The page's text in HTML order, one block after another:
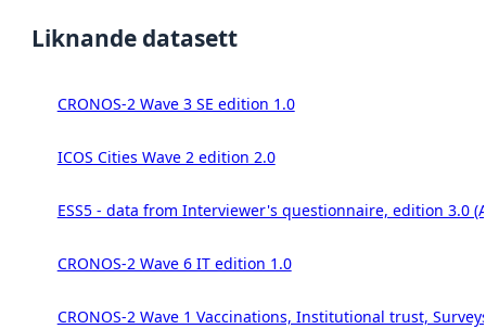
Liknande datasett
CRONOS-2 Wave 3 SE edition 1.0
ICOS Cities Wave 2 edition 2.0
ESS5 - data from Interviewer's questionnaire, edition 3.0
CRONOS-2 Wave 6 IT edition 1.0
CRONOS-2 Wave 1 Vaccinations, Institutional trust,